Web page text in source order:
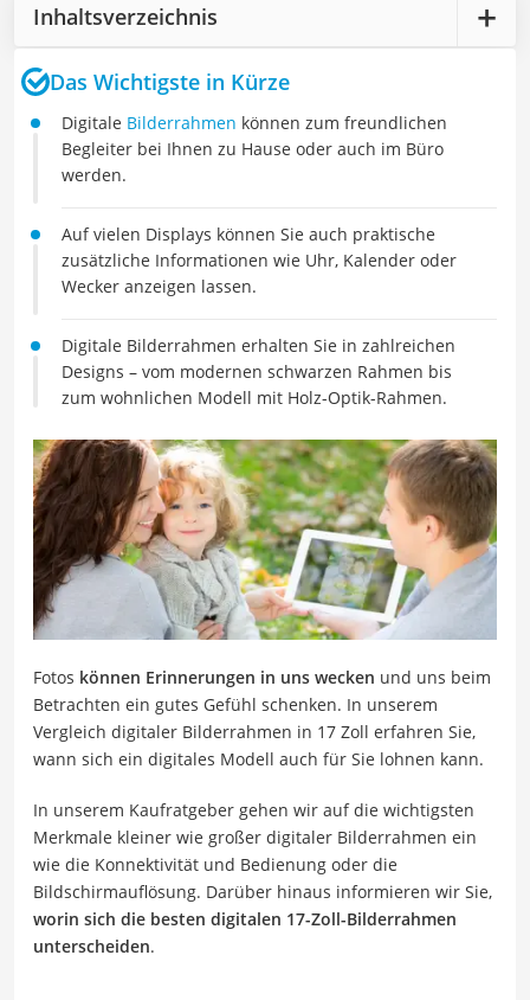
Inhaltsverzeichnis
Das Wichtigste in Kürze
Digitale Bilderrahmen können zum freundlichen
Begleiter bei Ihnen zu Hause oder auch im Büro
werden.
Auf vielen Displays können Sie auch praktische
zusätzliche Informationen wie Uhr, Kalender oder
Wecker anzeigen lassen.
Digitale Bilderrahmen erhalten Sie in zahlreichen
Designs – vom modernen schwarzen Rahmen bis
zum wohnlichen Modell mit Holz-Optik-Rahmen.
Fotos können Erinnerungen in uns wecken und uns beim
Betrachten ein gutes Gefühl schenken. In unserem
Vergleich digitaler Bilderrahmen in 17 Zoll erfahren Sie,
wann sich ein digitales Modell auch für Sie lohnen kann.
In unserem Kaufratgeber gehen wir auf die wichtigsten
Merkmale kleiner wie großer digitaler Bilderrahmen ein
wie die Konnektivität und Bedienung oder die
Bildschirmauflösung. Darüber hinaus informieren wir Sie,
worin sich die besten digitalen 17-Zoll-Bilderrahmen
unterscheiden.